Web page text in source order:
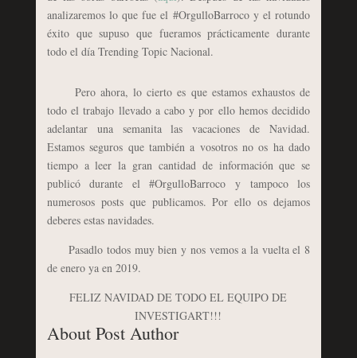
analizaremos lo que fue el #OrgulloBarroco y el rotundo
éxito que supuso que fueramos prácticamente durante
todo el día Trending Topic Nacional.
Pero ahora, lo cierto es que estamos exhaustos de
todo el trabajo llevado a cabo y por ello hemos decidido
adelantar una semanita las vacaciones de Navidad.
Estamos seguros que también a vosotros no os ha dado
tiempo a leer la gran cantidad de información que se
publicó durante el #OrgulloBarroco y tampoco los
numerosos posts que publicamos. Por ello os dejamos
deberes estas navidades.
Pasadlo todos muy bien y nos vemos a la vuelta el 8
de enero ya en 2019.
FELIZ NAVIDAD DE TODO EL EQUIPO DE
INVESTIGART!!!
About Post Author